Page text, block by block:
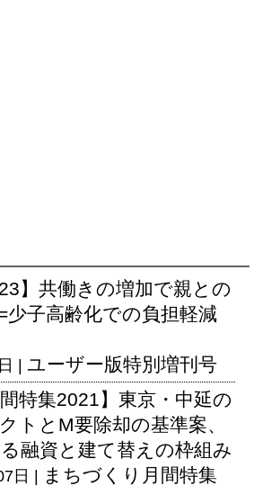
】共働きの増加で親との
少子高齢化での負担軽減
| ユーザー版特別増刊号
特集2021】東京・中延の
トとM要除却の基準案、
融資と建て替えの枠組み
日 | まちづくり月間特集